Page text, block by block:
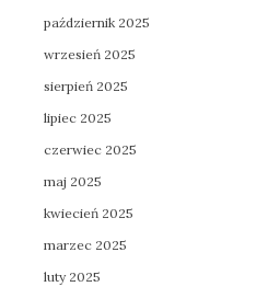
październik 2025
wrzesień 2025
sierpień 2025
lipiec 2025
czerwiec 2025
maj 2025
kwiecień 2025
marzec 2025
luty 2025